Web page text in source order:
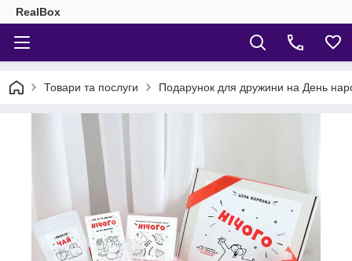
RealBox
Товари та послуги Подарунок для дружини на День